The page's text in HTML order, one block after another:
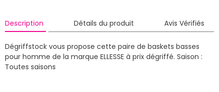
Description Détails du produit Avis Vérifiés
Dégriffstock vous propose cette paire de baskets basses
pour homme de la marque ELLESSE à prix dégriffé. Saison :
Toutes saisons